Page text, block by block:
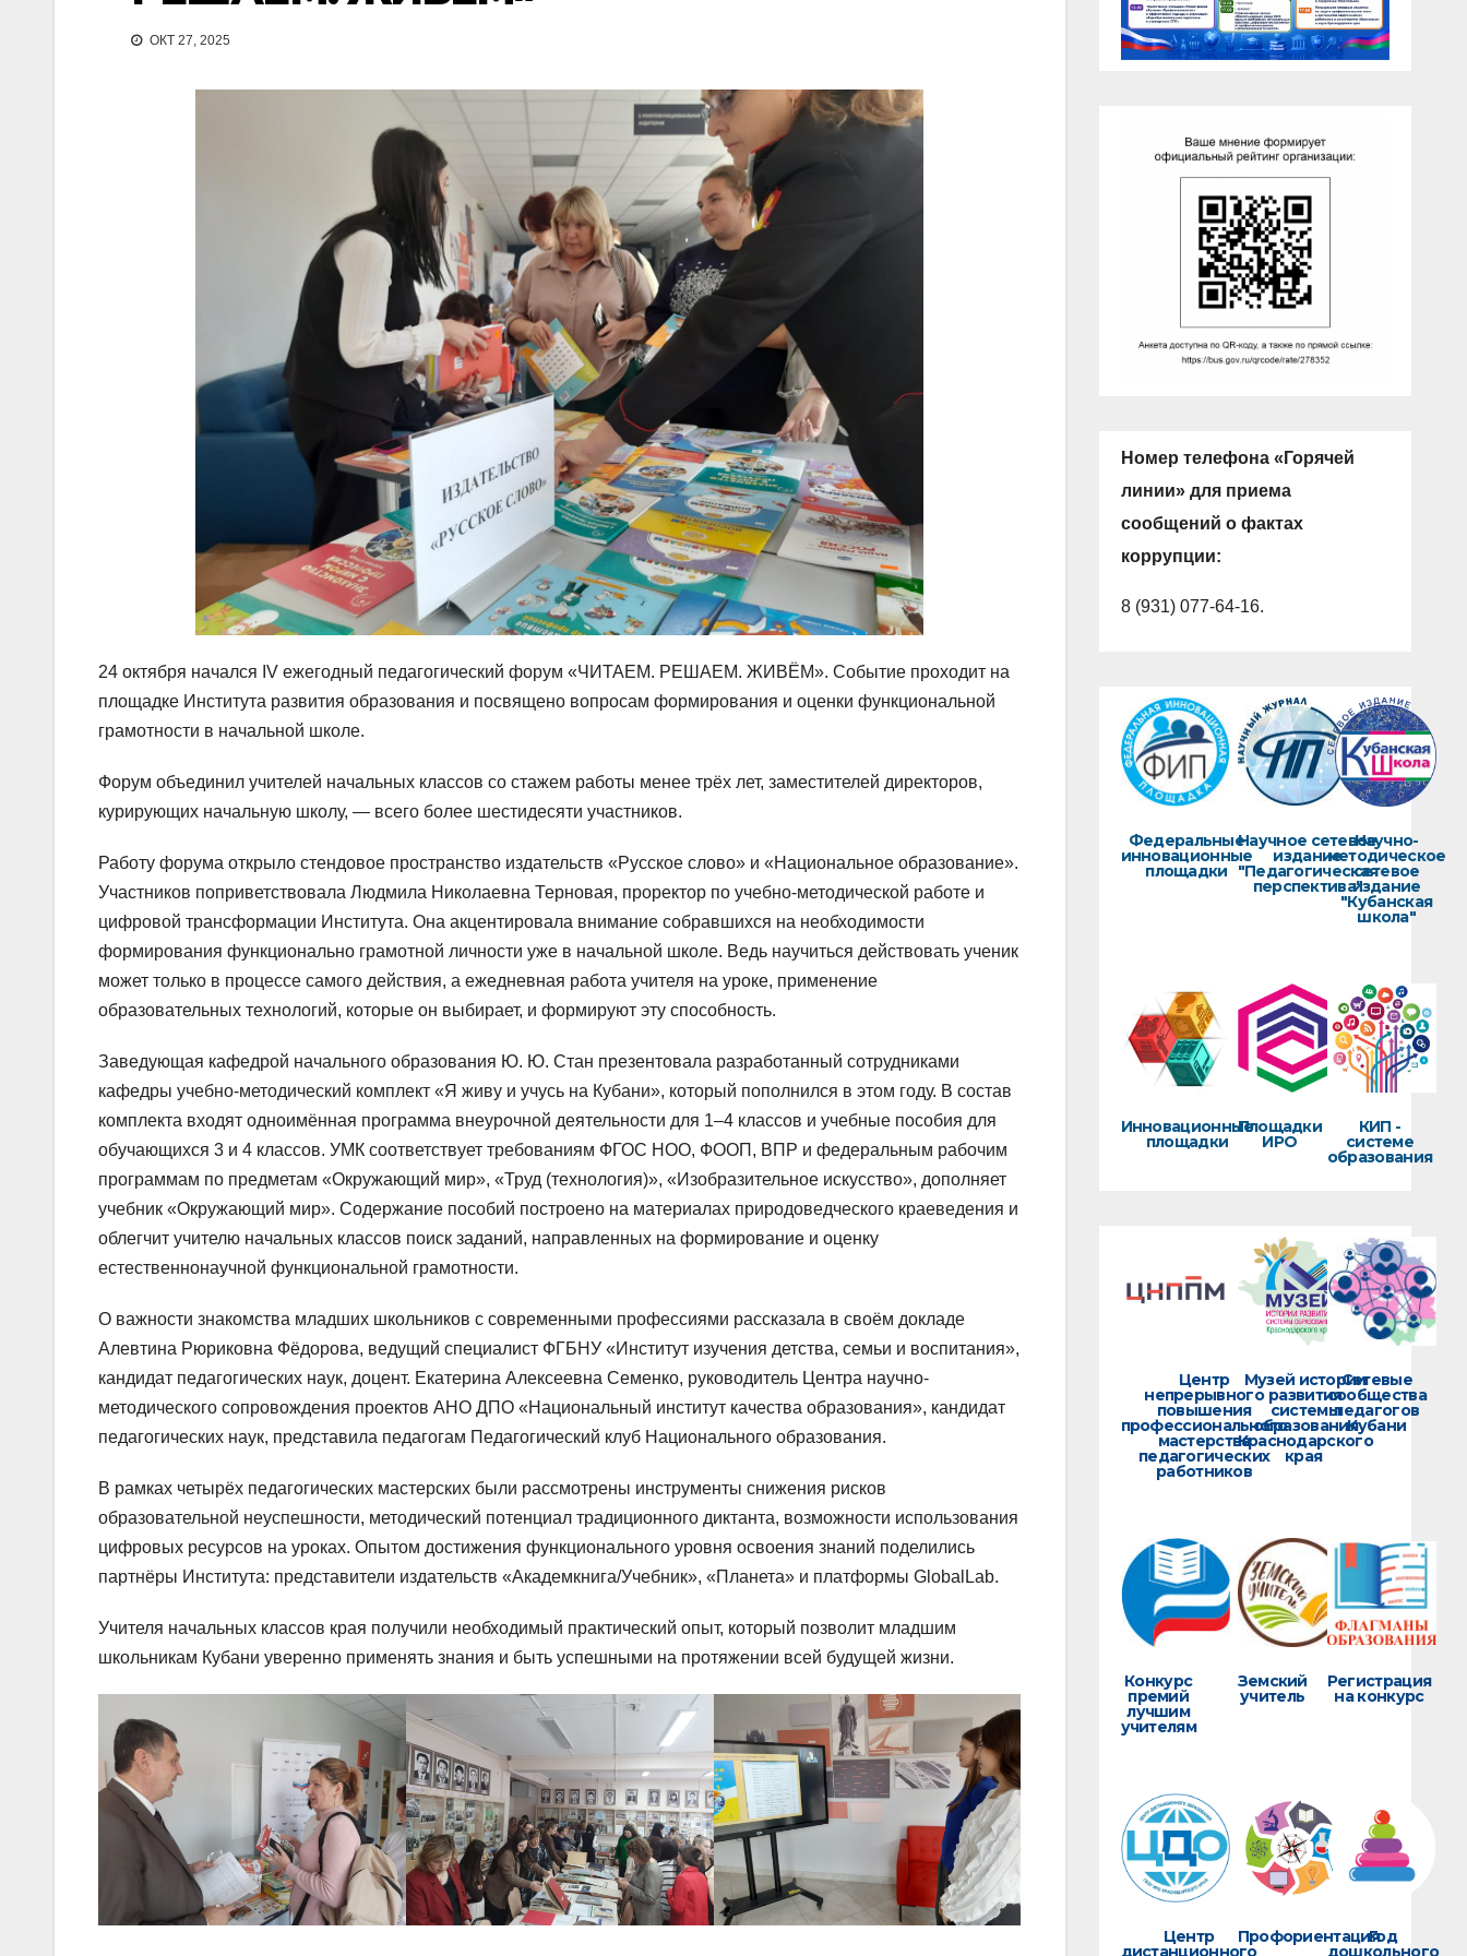
ОКТ 27, 2025
24 октября начался IV ежегодный педагогический форум «ЧИТАЕМ. РЕШАЕМ. ЖИВЁМ». Событие проходит на
площадке Института развития образования и посвящено вопросам формирования и оценки функциональной
грамотности в начальной школе.
Форум объединил учителей начальных классов со стажем работы менее трёх лет, заместителей директоров,
курирующих начальную школу, — всего более шестидесяти участников.
Работу форума открыло стендовое пространство издательств «Русское слово» и «Национальное образование».
Участников поприветствовала Людмила Николаевна Терновая, проректор по учебно-методической работе и
цифровой трансформации Института. Она акцентировала внимание собравшихся на необходимости
формирования функционально грамотной личности уже в начальной школе. Ведь научиться действовать ученик
может только в процессе самого действия, а ежедневная работа учителя на уроке, применение
образовательных технологий, которые он выбирает, и формируют эту способность.
Заведующая кафедрой начального образования Ю. Ю. Стан презентовала разработанный сотрудниками
кафедры учебно-методический комплект «Я живу и учусь на Кубани», который пополнился в этом году. В состав
комплекта входят одноимённая программа внеурочной деятельности для 1–4 классов и учебные пособия для
обучающихся 3 и 4 классов. УМК соответствует требованиям ФГОС НОО, ФООП, ВПР и федеральным рабочим
программам по предметам «Окружающий мир», «Труд (технология)», «Изобразительное искусство», дополняет
учебник «Окружающий мир». Содержание пособий построено на материалах природоведческого краеведения и
облегчит учителю начальных классов поиск заданий, направленных на формирование и оценку
естественнонаучной функциональной грамотности.
О важности знакомства младших школьников с современными профессиями рассказала в своём докладе
Алевтина Рюриковна Фёдорова, ведущий специалист ФГБНУ «Институт изучения детства, семьи и воспитания»,
кандидат педагогических наук, доцент. Екатерина Алексеевна Семенко, руководитель Центра научно-
методического сопровождения проектов АНО ДПО «Национальный институт качества образования», кандидат
педагогических наук, представила педагогам Педагогический клуб Национального образования.
В рамках четырёх педагогических мастерских были рассмотрены инструменты снижения рисков
образовательной неуспешности, методический потенциал традиционного диктанта, возможности использования
цифровых ресурсов на уроках. Опытом достижения функционального уровня освоения знаний поделились
партнёры Института: представители издательств «Академкнига/Учебник», «Планета» и платформы GlobalLab.
Учителя начальных классов края получили необходимый практический опыт, который позволит младшим
школьникам Кубани уверенно применять знания и быть успешными на протяжении всей будущей жизни.
Номер телефона «Горячей
линии» для приема
сообщений о фактах
коррупции:
8 (931) 077-64-16.
Федеральные
инновационные
площадки
Научное сетевое
издание
"Педагогическая
перспектива"
Научно-
методическое
сетевое
издание
"Кубанская
школа"
Инновационные
площадки
Площадки
ИРО
КИП -
системе
образования
Центр
непрерывного
повышения
профессионального
мастерства
педагогических
работников
Музей истории
развития
системы
образования
Краснодарского
края
Сетевые
сообщества
педагогов
Кубани
Конкурс
премий
лучшим
учителям
Земский
учитель
Регистрация
на конкурс
Центр
дистанционного
ПрофориентацияГод
дошкольного